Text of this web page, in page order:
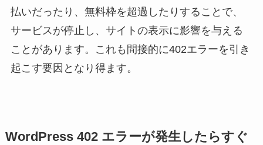
払いだったり、無料枠を超過したりすることで、
サービスが停止し、サイトの表示に影響を与える
ことがあります。これも間接的に402エラーを引き
起こす要因となり得ます。
WordPress 402 エラーが発生したらすぐ